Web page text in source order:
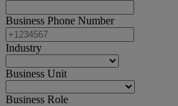
Business Phone Number
Industry
Business Unit
Business Role